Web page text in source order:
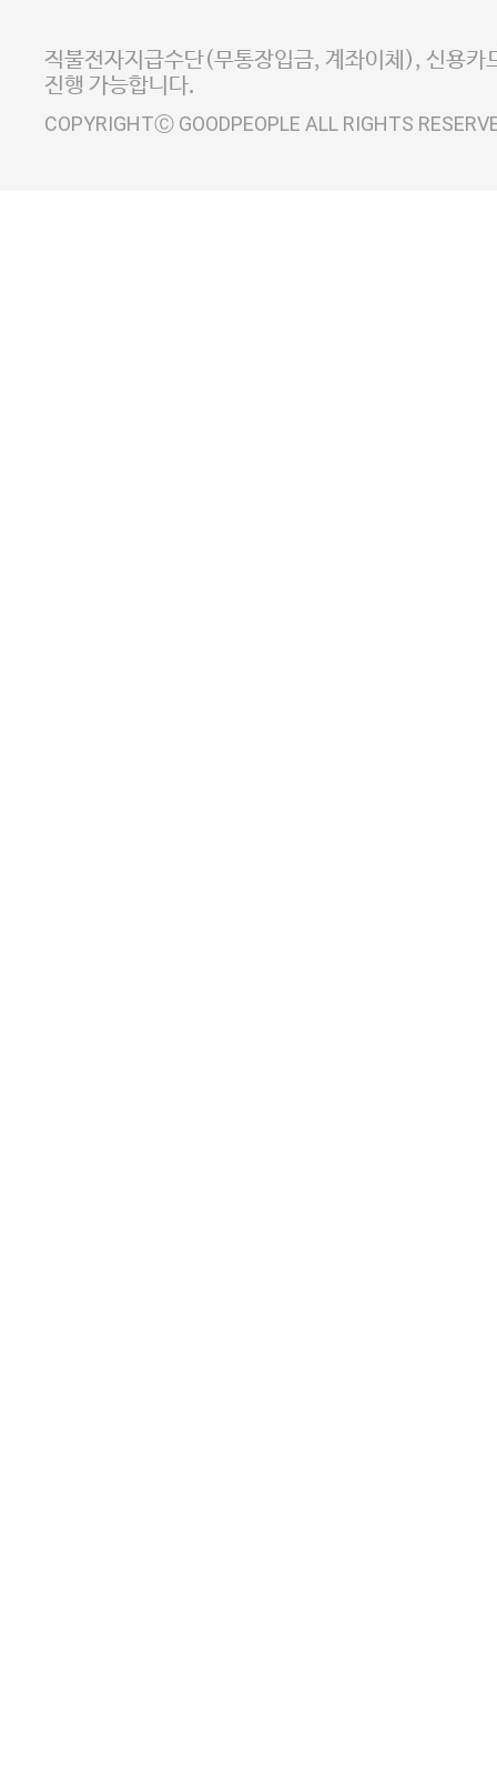
사업자정보확인
이니시스 에스크로 서비
직불전자지급수단(무통장입금, 계좌이체), 신용카
진행 가능합니다.
COPYRIGHTⒸ GOODPEOPLE ALL RIGHTS